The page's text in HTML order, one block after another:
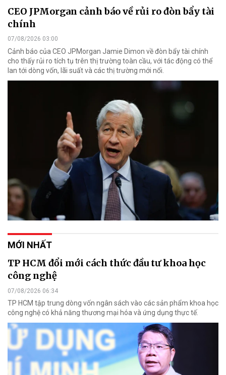
CEO JPMorgan cảnh báo về rủi ro đòn bẩy tài
chính
07/08/2026 03:00
Cảnh báo của CEO JPMorgan Jamie Dimon về đòn bẩy tài chính
cho thấy rủi ro tích tụ trên thị trường toàn cầu, với tác động có thể
lan tới dòng vốn, lãi suất và các thị trường mới nổi.
MỚI NHẤT
TP HCM đổi mới cách thức đầu tư khoa học
công nghệ
07/08/2026 06:34
TP HCM tập trung dòng vốn ngân sách vào các sản phẩm khoa học
công nghệ có khả năng thương mại hóa và ứng dụng thực tế.